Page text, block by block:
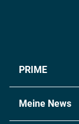
PRIME
Meine News